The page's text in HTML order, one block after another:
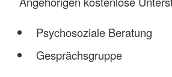
Psychosoziale Beratung
Gesprächsgruppe